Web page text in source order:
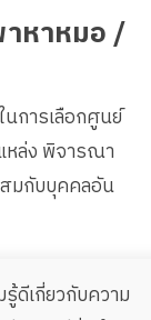
าหาหมอ /
การเลือกศูนย์
หล่ง พิจารณา
สมกับบุคคลอัน
ดีเกี่ยวกับความ